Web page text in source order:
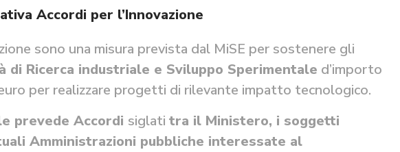
Accordi per l’Innovazione
sono una misura prevista dal MiSE per sostenere gli
Ricerca industriale e Sviluppo Sperimentale d’importo
per realizzare progetti di rilevante impatto tecnologico.
prevede Accordi siglati tra il Ministero, i soggetti
Amministrazioni pubbliche interessate al